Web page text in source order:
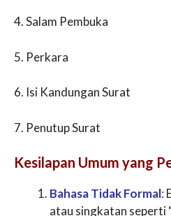
4. Salam Pembuka
5. Perkara
6. Isi Kandungan Surat
7. Penutup Surat
Kesilapan Umum yang
Bahasa Tidak Formal:
atau singkatan seperti